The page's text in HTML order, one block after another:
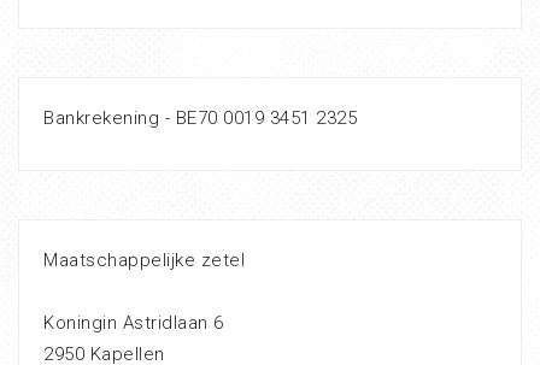
Bankrekening - BE70 0019 3451 2325
Maatschappelijke zetel
Koningin Astridlaan 6
2950 Kapellen